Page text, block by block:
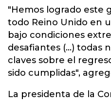
"Hemos logrado este
todo Reino Unido en
bajo condiciones
desafiantes (...) todas
claves sobre el
sido cumplidas",
La presidenta de la